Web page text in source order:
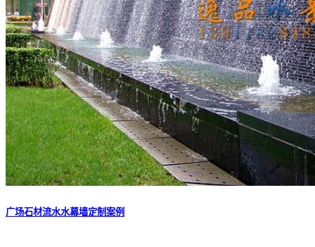
广场石材流水水幕墙定制案例